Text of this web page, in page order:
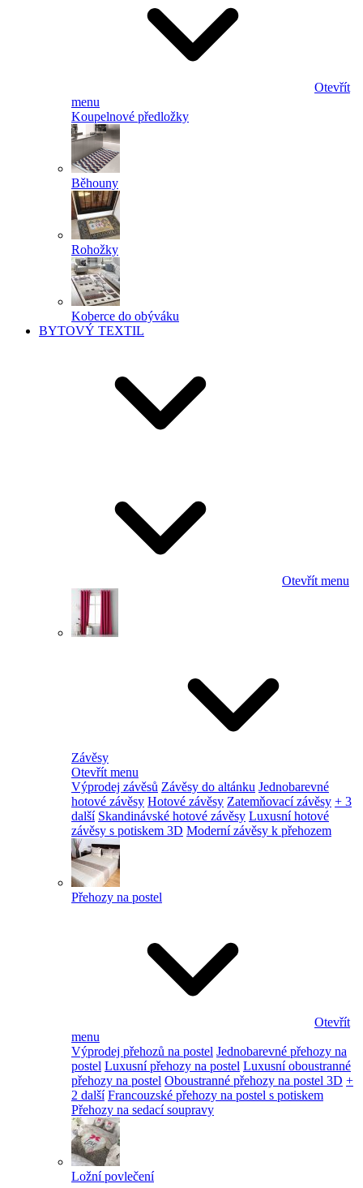
Otevřít
menu
Koupelnové předložky
Běhouny
Rohožky
Koberce do obýváku
BYTOVÝ TEXTIL
Otevřít menu
Závěsy
Otevřít menu
Výprodej závěsů Závěsy do altánku Jednobarevné
hotové závěsy Hotové závěsy Zatemňovací závěsy + 3
další Skandinávské hotové závěsy Luxusní hotové
závěsy s potiskem 3D Moderní závěsy k přehozem
Přehozy na postel
Otevřít
menu
Výprodej přehozů na postel Jednobarevné přehozy na
postel Luxusní přehozy na postel Luxusní oboustranné
přehozy na postel Oboustranné přehozy na postel 3D +
2 další Francouzské přehozy na postel s potiskem
Přehozy na sedací soupravy
Ložní povlečení